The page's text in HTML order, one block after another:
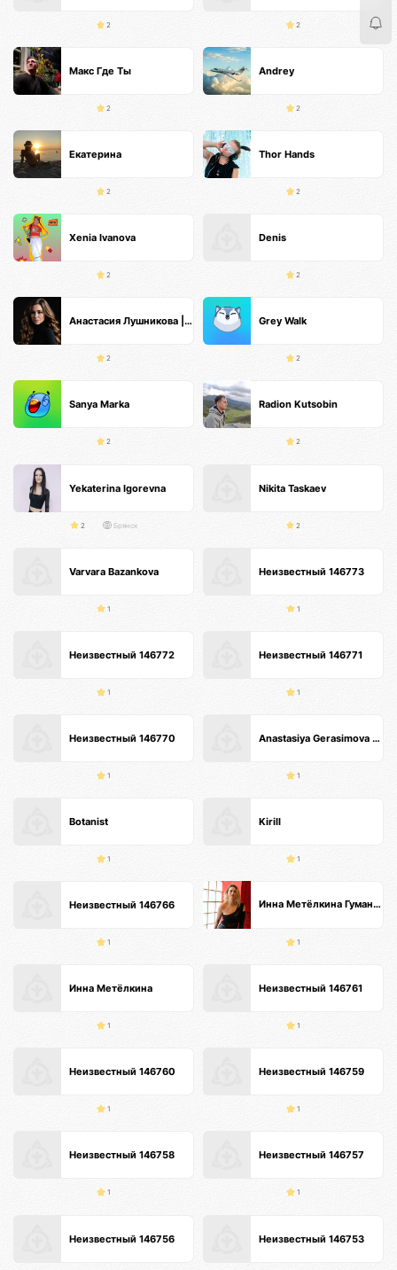
2 2
Макс Где Ты
2
Andrey
2
Екатерина
2
Thor Hands
2
Xenia Ivanova
2
Denis
2
Анастасия Лушникова | Основатель TS
2
Grey Walk
2
Sanya Marka
2
Radion Kutsobin
2
Yekaterina Igorevna
2 Брянск
Nikita Taskaev
2
Varvara Bazankova
1
Неизвестный 146773
1
Неизвестный 146772
1
Неизвестный 146771
1
Неизвестный 146770
1
Anastasiya Gerasimova Анти-кризисные продажи
1
Botanist
1
Kirill
1
Неизвестный 146766
1
Инна Метёлкина Гуманистический Психолог Интегративный метод🕊️специалист по психосоматике
1
Инна Метёлкина
1
Неизвестный 146761
1
Неизвестный 146760
1
Неизвестный 146759
1
Неизвестный 146758
1
Неизвестный 146757
1
Неизвестный 146756 Неизвестный 146753